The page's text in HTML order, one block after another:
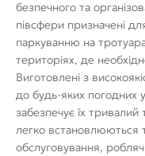
безпечного та
півсфери призначені
паркуванню на
територіях, де
Виготовлені з
до будь-яких погодних
забезпечує їх
легко встановлюються
обслуговування,